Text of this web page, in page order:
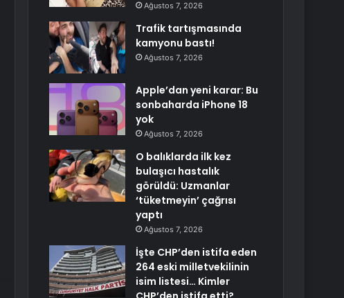
Ağustos 7, 2026
Trafik tartışmasında
kamyonu bastı!
Ağustos 7, 2026
Apple’dan yeni karar: Bu
sonbaharda iPhone 18
yok
Ağustos 7, 2026
O balıklarda ilk kez
bulaşıcı hastalık
görüldü: Uzmanlar
‘tüketmeyin’ çağrısı
yaptı
Ağustos 7, 2026
İşte CHP’den istifa eden
264 eski milletvekilinin
isim listesi… Kimler